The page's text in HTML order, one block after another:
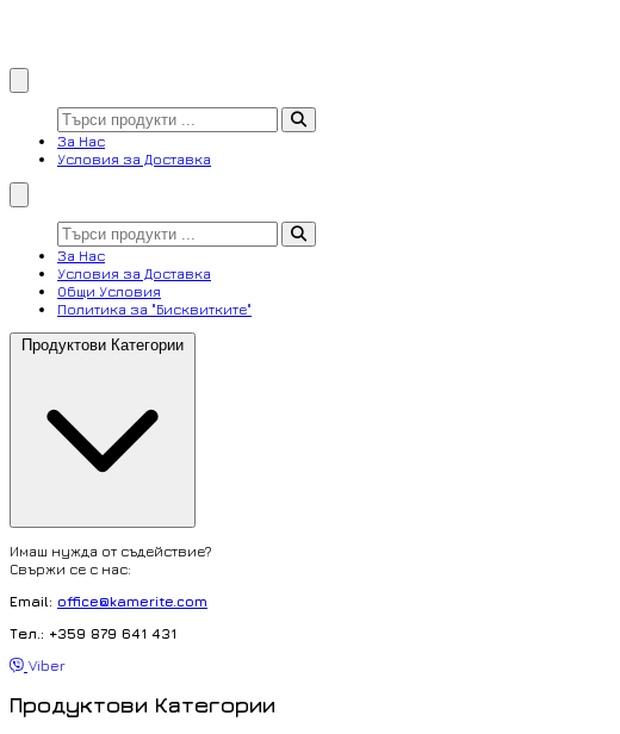
За Нас
Условия за Доставка
За Нас
Условия за Доставка
Общи Условия
Политика за "Бисквитките"
Продуктови Категории
Имаш нужда от съдействие?
Свържи се с нас:
Email: office@kamerite.com
Тел.: +359 879 641 431
Viber
Продуктови Категории